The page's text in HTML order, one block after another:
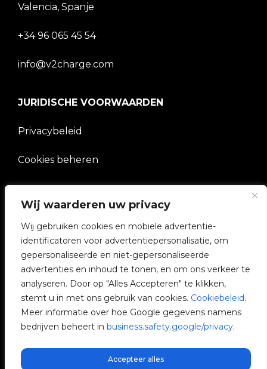
Wij waarderen uw privacy
Wij gebruiken cookies en mobiele advertentie-
identificatoren voor advertentiepersonalisatie, om
gepersonaliseerde en niet-gepersonaliseerde
advertenties en inhoud te tonen, en om ons verkeer te
analyseren. Door op "Alles Accepteren" te klikken,
stemt u in met ons gebruik van cookies. Cookiebeleid.
Meer informatie over hoe Google gegevens namens
bedrijven beheert in business.safety.google/privacy.
Accepteer alles
Valencia, Spanje
+34 96 065 45 54
info@v2charge.com
JURIDISCHE VOORWAARDEN
Privacybeleid
Cookies beheren
BEDRIJF
V2C Gemeenschap
e-Chargers
V2C Cloud
V2C Payments